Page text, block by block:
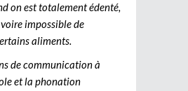
on est totalement édenté,
impossible de
aliments.
de communication à
et la phonation